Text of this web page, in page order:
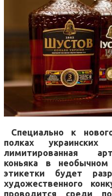
Специально к
полках украинских
лимитированная
коньяка в
этикетки будет
художественного
проводится среди